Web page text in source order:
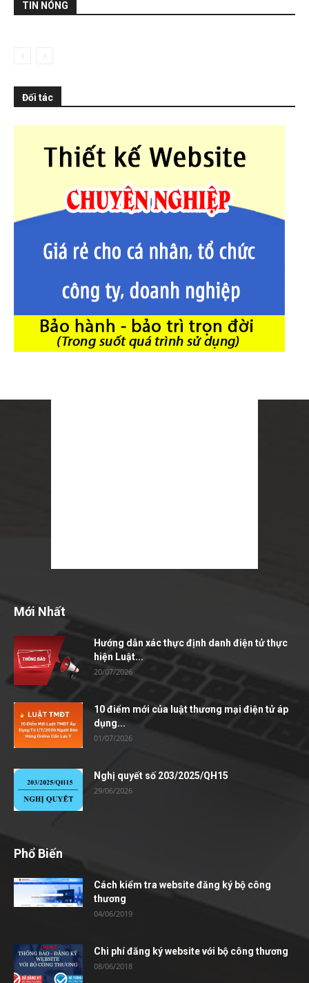
TIN NÓNG
Đối tác
Mới Nhất
Hướng dẫn xác thực định danh điện tử thực
hiện Luật...
20/07/2026
10 điểm mới của luật thương mại điện tử áp
dụng...
01/07/2026
Nghị quyết số 203/2025/QH15
29/06/2026
Phổ Biến
Cách kiểm tra website đăng ký bộ công
thương
04/06/2019
Chi phí đăng ký website với bộ công thương
08/06/2018